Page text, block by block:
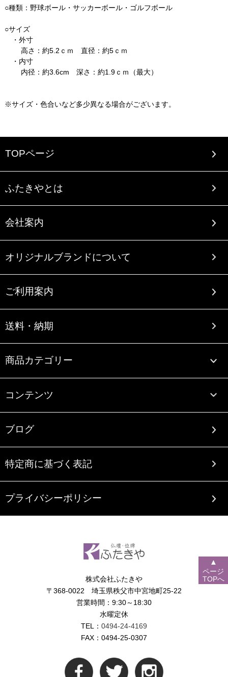
○種類：野球ボール・サッカーボール・ゴルフボール
○サイズ
・外寸
高さ：約5.2ｃｍ 直径：約5ｃｍ
・内寸
内径：約3.6cm 深さ：約1.9ｃｍ（最大）
※サイズ・色合いなど多少異なる場合がございます。
TOPページ
ふたきやとは
会社案内
オリジナルブランドについて
ご利用案内
送料・納期
商品カテゴリー
コンテンツ
ブログ
特定商に基づく表記
プライバシーポリシー
株式会社ふたきや
〒368-0022 埼玉県秩父市中宮地町25-22
営業時間：9:30～18:30
水曜定休
TEL： 0494-24-4169
FAX：0494-25-0307
▲
ページ
TOPへ